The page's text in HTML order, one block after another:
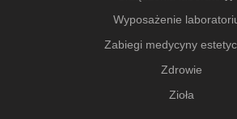
Wyposażenie
Zabiegi medycyny
Zdrowie
Zioła